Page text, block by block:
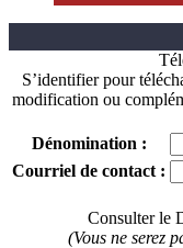
S’identifier pour
modification ou
Dénomination :
Courriel de contact :
Consulter le
(Vous ne serez